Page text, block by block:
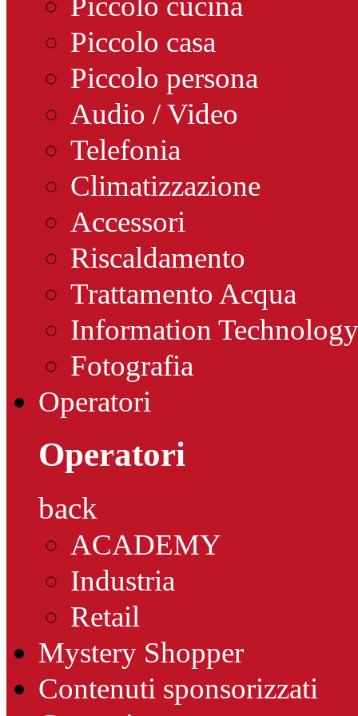
Piccolo casa
Piccolo persona
Audio / Video
Telefonia
Climatizzazione
Accessori
Riscaldamento
Trattamento Acqua
Information Technology
Fotografia
Operatori
Operatori
back
ACADEMY
Industria
Retail
Mystery Shopper
Contenuti sponsorizzati